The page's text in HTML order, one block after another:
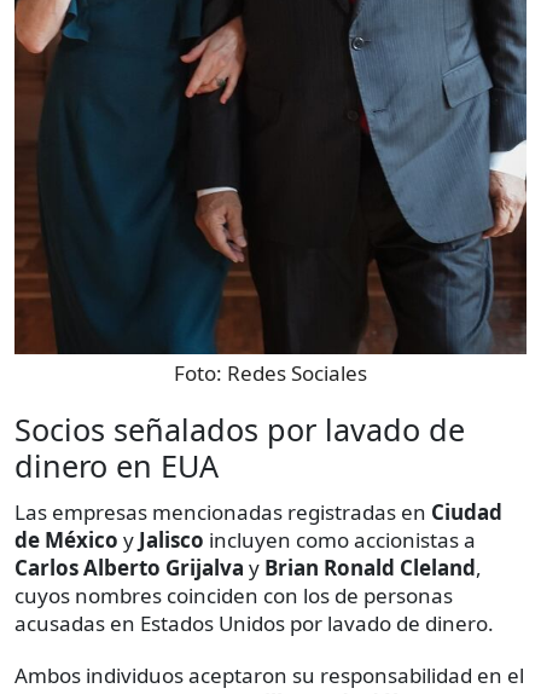
Foto: Redes Sociales
Socios señalados por lavado de
dinero en EUA
Las empresas mencionadas registradas en Ciudad
de México y Jalisco incluyen como accionistas a
Carlos Alberto Grijalva y Brian Ronald Cleland,
cuyos nombres coinciden con los de personas
acusadas en Estados Unidos por lavado de dinero.
Ambos individuos aceptaron su responsabilidad en el